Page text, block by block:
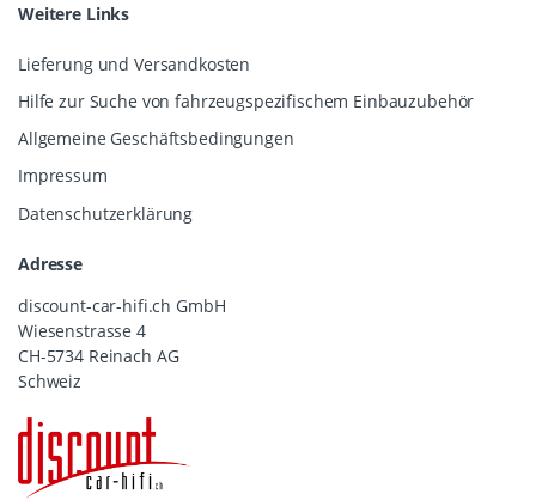
Weitere Links
Lieferung und Versandkosten
Hilfe zur Suche von fahrzeugspezifischem Einbauzubehör
Allgemeine Geschäftsbedingungen
Impressum
Datenschutzerklärung
Adresse
discount-car-hifi.ch GmbH
Wiesenstrasse 4
CH-5734 Reinach AG
Schweiz